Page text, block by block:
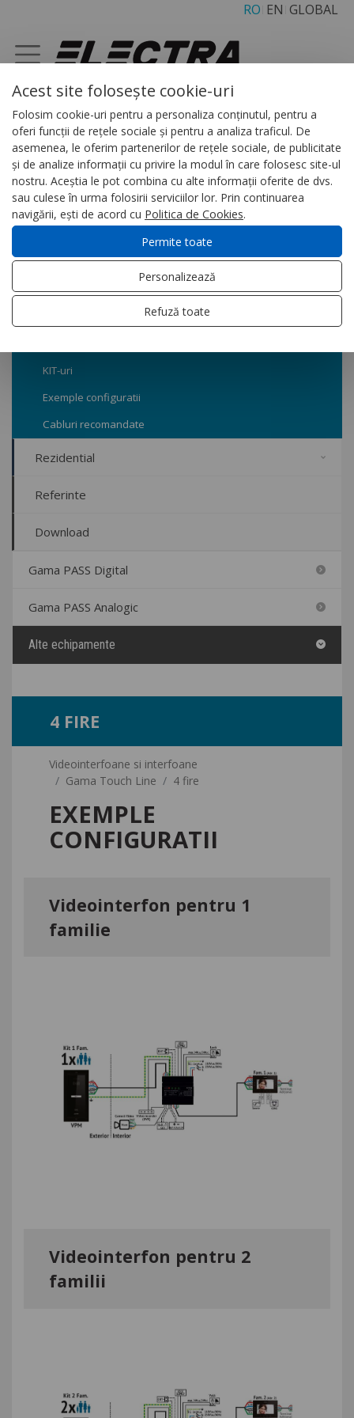
RO EN GLOBAL
PRODUSE SI SERVICII
Videointerfoane si interfoane
Gama Touch Line
4 fire
Terminale
KIT-uri
Exemple configuratii
Cabluri recomandate
Rezidential
Referinte
Download
Gama PASS Digital
Gama PASS Analogic
Alte echipamente
4 FIRE
Videointerfoane si interfoane
Gama Touch Line
4 fire
EXEMPLE
CONFIGURATII
Videointerfon pentru 1
familie
Videointerfon pentru 2
familii
Acest site folosește cookie-uri
Folosim cookie-uri pentru a personaliza conținutul, pentru a
oferi funcții de rețele sociale și pentru a analiza traficul. De
asemenea, le oferim partenerilor de rețele sociale, de publicitate
și de analize informații cu privire la modul în care folosesc site-ul
nostru. Aceștia le pot combina cu alte informații oferite de dvs.
sau culese în urma folosirii serviciilor lor. Prin continuarea
navigării, ești de acord cu Politica de Cookies.
Permite toate
Personalizează
Refuză toate